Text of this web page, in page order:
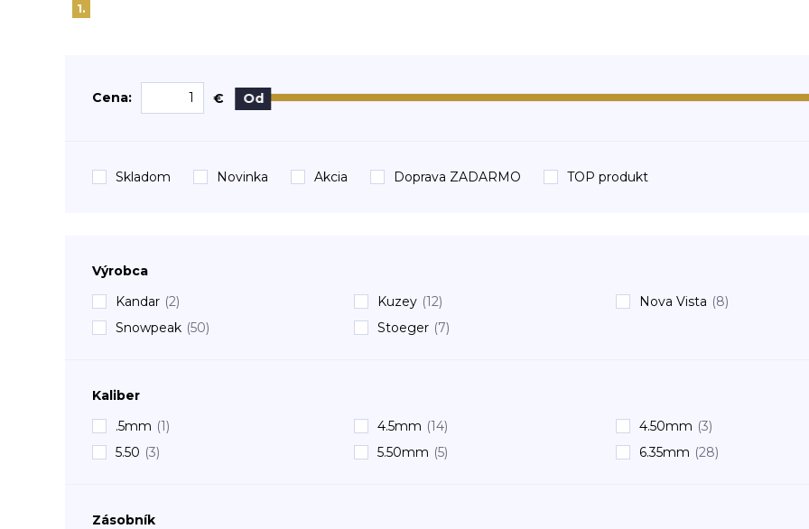
1.
Cena: € Od
Skladom Novinka Akcia Doprava ZADARMO TOP produkt
Výrobca
Kandar (2) Kuzey (12) Nova Vista (8)
Snowpeak (50) Stoeger (7)
Kaliber
.5mm (1) 4.5mm (14) 4.50mm (3)
5.50 (3) 5.50mm (5) 6.35mm (28)
Zásobník